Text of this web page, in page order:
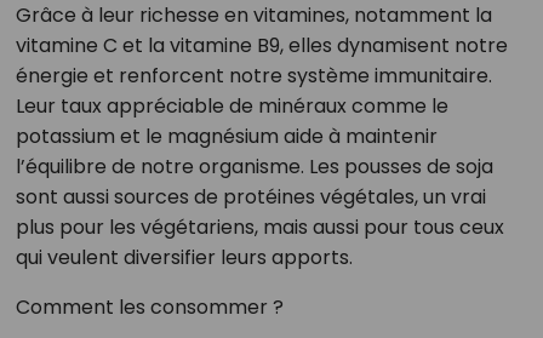
Grâce à leur richesse en vitamines, notamment la
vitamine C et la vitamine B9, elles dynamisent notre
énergie et renforcent notre système immunitaire.
Leur taux appréciable de minéraux comme le
potassium et le magnésium aide à maintenir
l’équilibre de notre organisme. Les pousses de soja
sont aussi sources de protéines végétales, un vrai
plus pour les végétariens, mais aussi pour tous ceux
qui veulent diversifier leurs apports.
Comment les consommer ?